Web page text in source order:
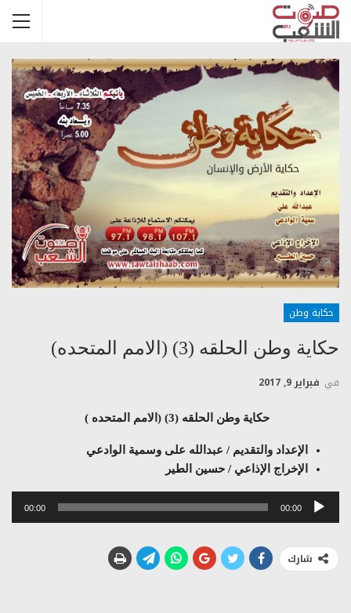
حكاية وطن
حكاية وطن الحلقه (3) (الامم المتحده)
في فبراير 9, 2017
حكاية وطن الحلقه (3) (الامم المتحده )
الإعداد والتقديم / عبدالله على وسمية الوادعي
الإخراج الإذاعي / حسين الطير
مشغل
00:00
00:00
شارك